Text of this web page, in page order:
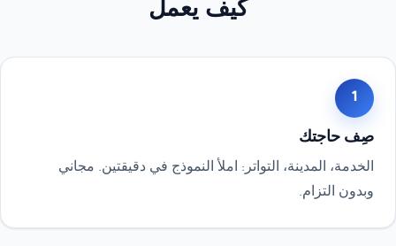
كيف يعمل
1
صِف حاجتك
الخدمة، المدينة، التواتر: املأ النموذج في دقيقتين. مجاني
وبدون التزام.